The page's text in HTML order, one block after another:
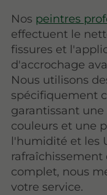
Nos peintres
effectuent le
fissures et
d'accrochage
Nous utilisons
spécifiquement
garantissant
couleurs et une
l'humidité et les
complet, nous
votre service.